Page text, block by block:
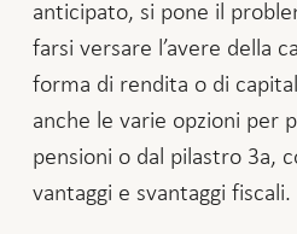
anticipato, si pone il
farsi versare l’avere della
forma di rendita o di
anche le varie opzioni per
pensioni o dal pilastro 3a,
vantaggi e svantaggi fiscali.